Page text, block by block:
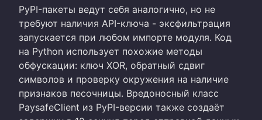
PyPI-пакеты ведут себя аналогично, но не
требуют наличия API-ключа - эксфильтрация
запускается при любом импорте модуля. Код
на Python использует похожие методы
обфускации: ключ XOR, обратный сдвиг
символов и проверку окружения на наличие
признаков песочницы. Вредоносный класс
PaysafeClient из PyPI-версии также создаёт